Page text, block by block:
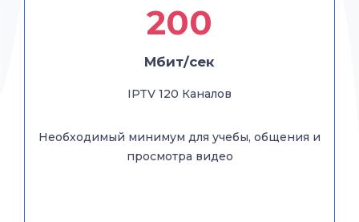
200
Мбит/сек
IPTV 120 Каналов
Необходимый минимум для учебы, общения и
просмотра видео
200
Мбит/сек
IPTV 120 Каналов
каналов